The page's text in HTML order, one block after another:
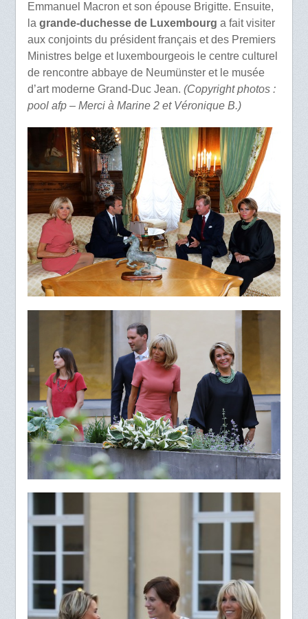
Emmanuel Macron et son épouse Brigitte. Ensuite,
la grande-duchesse de Luxembourg a fait visiter
aux conjoints du président français et des Premiers
Ministres belge et luxembourgeois le centre culturel
de rencontre abbaye de Neumünster et le musée
d’art moderne Grand-Duc Jean. (Copyright photos :
pool afp – Merci à Marine 2 et Véronique B.)